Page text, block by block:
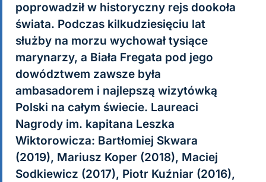
poprowadził w historyczny rejs dookoła
świata. Podczas kilkudziesięciu lat
służby na morzu wychował tysiące
marynarzy, a Biała Fregata pod jego
dowództwem zawsze była
ambasadorem i najlepszą wizytówką
Polski na całym świecie. Laureaci
Nagrody im. kapitana Leszka
Wiktorowicza: Bartłomiej Skwara
(2019), Mariusz Koper (2018), Maciej
Sodkiewicz (2017), Piotr Kuźniar (2016),